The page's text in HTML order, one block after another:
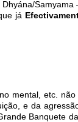
Samyama
já
mental, etc.
e da
Banquete